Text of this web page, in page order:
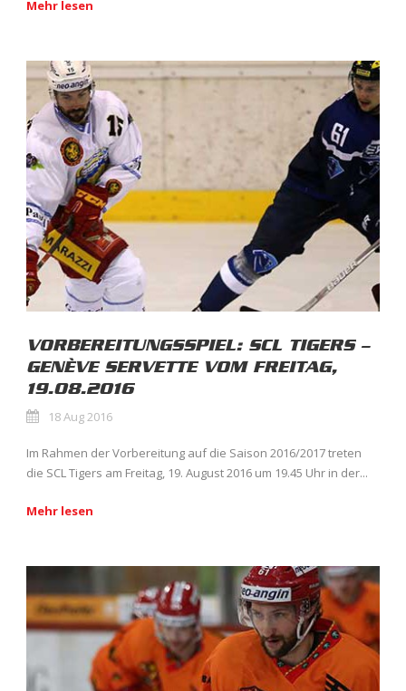
Mehr lesen
VORBEREITUNGSSPIEL: SCL TIGERS –
GENÈVE SERVETTE VOM FREITAG,
19.08.2016
18 Aug 2016
Im Rahmen der Vorbereitung auf die Saison 2016/2017 treten
die SCL Tigers am Freitag, 19. August 2016 um 19.45 Uhr in der...
Mehr lesen